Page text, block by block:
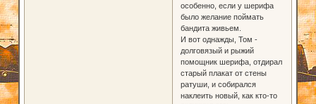
особенно, если у шерифа
было желание поймать
бандита живьем.
И вот однажды, Том -
долговязый и рыжий
помощник шерифа, отдирал
старый плакат от стены
ратуши, и собирался
наклеить новый, как кто-то